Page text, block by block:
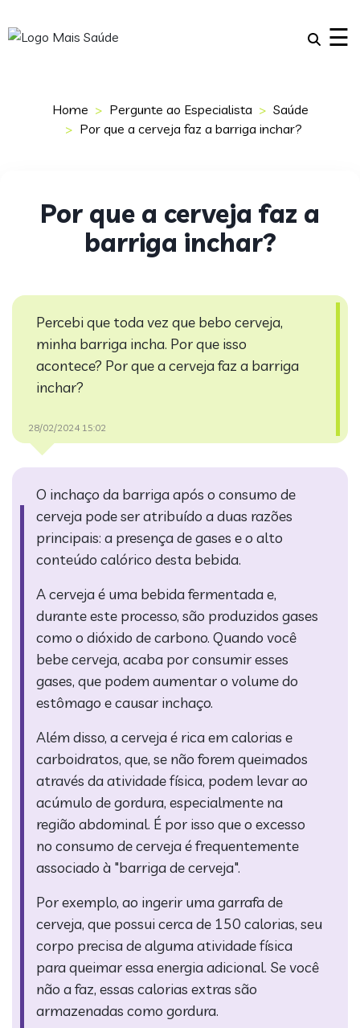
☰
Home Pergunte ao Especialista
Saúde
Por que a cerveja faz a barriga inchar?
Por que a cerveja faz a
barriga inchar?
Percebi que toda vez que bebo cerveja,
minha barriga incha. Por que isso
acontece? Por que a cerveja faz a barriga
inchar?
28/02/2024 15:02
O inchaço da barriga após o consumo de
cerveja pode ser atribuído a duas razões
principais: a presença de gases e o alto
conteúdo calórico desta bebida.
A cerveja é uma bebida fermentada e,
durante este processo, são produzidos gases
como o dióxido de carbono. Quando você
bebe cerveja, acaba por consumir esses
gases, que podem aumentar o volume do
estômago e causar inchaço.
Além disso, a cerveja é rica em calorias e
carboidratos, que, se não forem queimados
através da atividade física, podem levar ao
acúmulo de gordura, especialmente na
região abdominal. É por isso que o excesso
no consumo de cerveja é frequentemente
associado à "barriga de cerveja".
Por exemplo, ao ingerir uma garrafa de
cerveja, que possui cerca de 150 calorias, seu
corpo precisa de alguma atividade física
para queimar essa energia adicional. Se você
não a faz, essas calorias extras são
armazenadas como gordura.